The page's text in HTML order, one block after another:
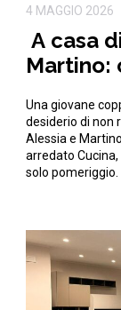
4 MAGGIO 2026
A casa
Martino:
15.000€
Una giovane
desiderio di non
Alessia e
arredato
solo pomeriggio.